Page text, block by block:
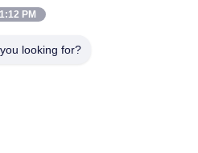
Technology Co.,Ltd
1:12 PM
looking for?